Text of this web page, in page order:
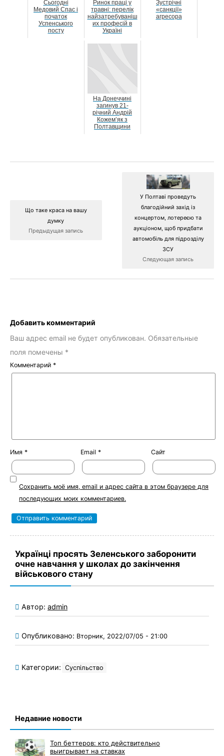
Сьогодні
Медовий Спас і
початок
Успенського
посту
Ринок праці у
травні: перелік
найзатребуваніш
их професій в
Україні
Зустрічні
«санкції»
агресора
На Донеччині
загинув 21-
річний Андрій
Кожем’як з
Полтавщини
Що таке краса на вашу
думку
Предыдущая запись
У Полтаві проведуть
благодійний захід із
концертом, лотереєю та
аукціоном, щоб придбати
автомобіль для підрозділу
ЗСУ
Следующая запись
Добавить комментарий
Ваш адрес email не будет опубликован. Обязательные
поля помечены *
Комментарий *
Имя * Email * Сайт
Сохранить моё имя, email и адрес сайта в этом браузере для
последующих моих комментариев.
Українці просять Зеленського заборонити
очне навчання у школах до закінчення
військового стану
Автор: admin
Опубликовано: Вторник, 2022/07/05 - 21:00
Категории: Суспільство
Недавние новости
Топ беттеров: кто действительно
выигрывает на ставках